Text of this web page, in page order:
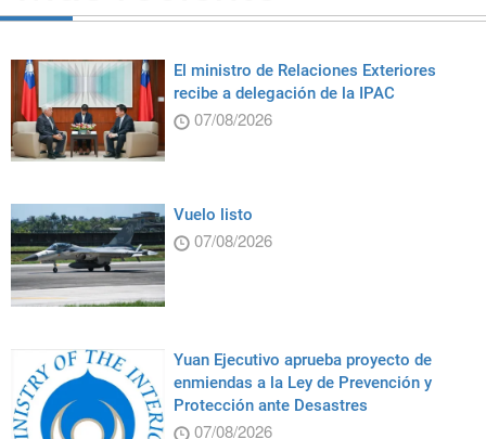
El ministro de Relaciones Exteriores
recibe a delegación de la IPAC
07/08/2026
Vuelo listo
07/08/2026
Yuan Ejecutivo aprueba proyecto de
enmiendas a la Ley de Prevención y
Protección ante Desastres
07/08/2026